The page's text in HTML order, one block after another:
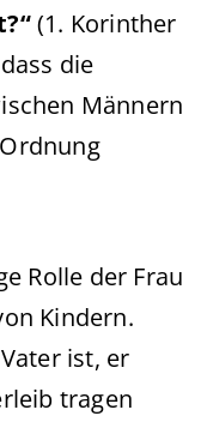
(1. Korinther
die
Männern
Rolle der Frau
Kindern.
ist, er
tragen